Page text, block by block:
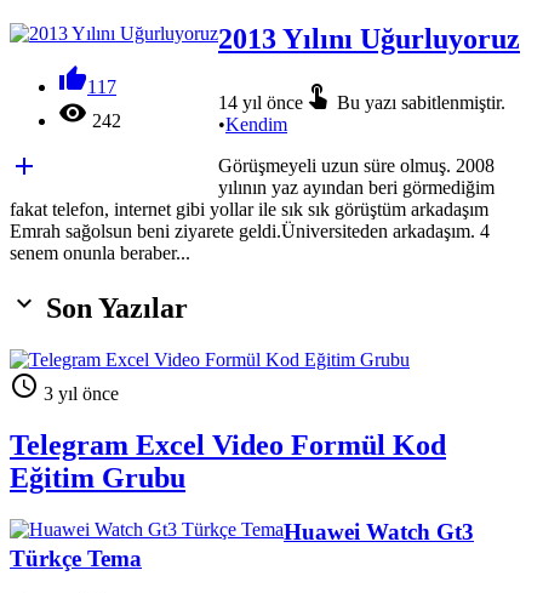
117
 242

2013 Yılını Uğurluyoruz
14 yıl önce  Bu yazı sabitlenmiştir.
•Kendim
Görüşmeyeli uzun süre olmuş. 2008
yılının yaz ayından beri görmediğim
fakat telefon, internet gibi yollar ile sık sık görüştüm arkadaşım
Emrah sağolsun beni ziyarete geldi.Üniversiteden arkadaşım. 4
senem onunla beraber...
 Son Yazılar
 3 yıl önce
Telegram Excel Video Formül Kod
Eğitim Grubu
Huawei Watch Gt3
Türkçe Tema